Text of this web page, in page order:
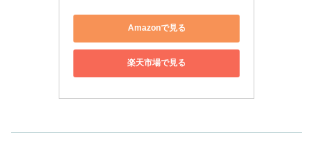
Amazonで見る
楽天市場で見る